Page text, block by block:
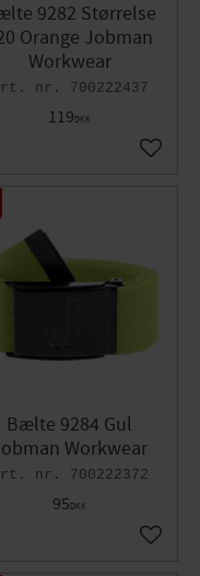
9282 Størrelse
Orange Jobman
Workwear
700222437
119DKK
Gem
Bælte 9284 Gul
Workwear
700222372
95DKK
Gem